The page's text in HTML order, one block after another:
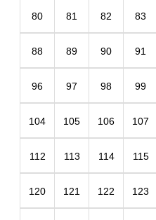
80 81 82 83
88 89 90 91
96 97 98 99
104 105 106 107
112 113 114 115
120 121 122 123